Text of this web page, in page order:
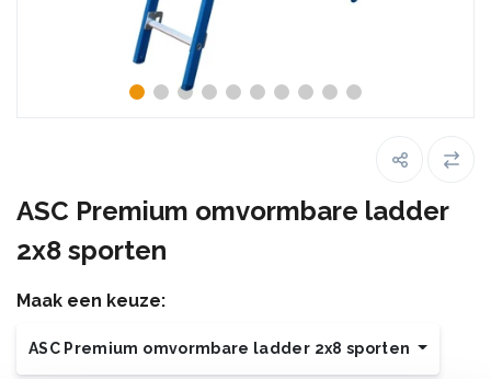
ASC Premium omvormbare ladder
2x8 sporten
Maak een keuze:
ASC Premium omvormbare ladder 2x8 sporten